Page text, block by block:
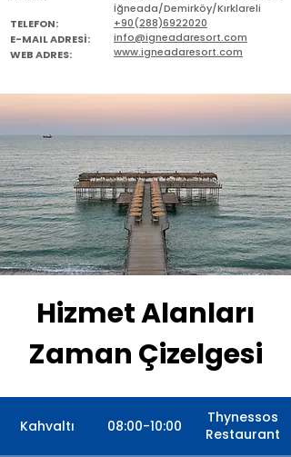
TELEFON:
E-MAIL ADRESİ:
WEB ADRES:
İğneada/Demirköy/Kırklareli
+90(288)6922020
info@igneadaresort.com
www.igneadaresort.com
Hizmet Alanları
Zaman Çizelgesi
Kahvaltı 08:00-10:00
Thynessos
Restaurant